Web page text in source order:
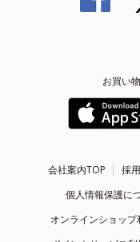
お買い
会社案内TOP 採
個人情報保護に
オンラインショップ